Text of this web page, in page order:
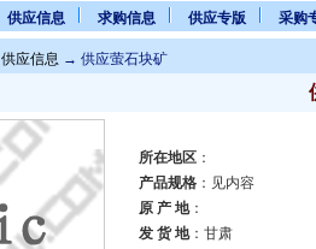
供应信息 求购信息 供应专版 采购
供应信息 → 供应萤石块矿
所在地区：
产品规格：见内容
原 产 地：
发 货 地：甘肃